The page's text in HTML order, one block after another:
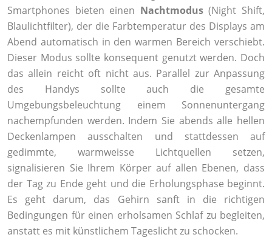
Smartphones bieten einen Nachtmodus(Night Shift,
Blaulichtfilter), der die Farbtemperatur des Displays am
Abend automatisch in den warmen Bereich verschiebt.
Dieser Modus sollte konsequent genutzt werden. Doch
das allein reicht oft nicht aus. Parallel zur Anpassung
des Handys sollte auch die gesamte
Umgebungsbeleuchtung einem Sonnenuntergang
nachempfunden werden. Indem Sie abends alle hellen
Deckenlampen ausschalten und stattdessen auf
gedimmte, warmweisse Lichtquellen setzen,
signalisieren Sie Ihrem Körper auf allen Ebenen, dass
der Tag zu Ende geht und die Erholungsphase beginnt.
Es geht darum, das Gehirn sanft in die richtigen
Bedingungen für einen erholsamen Schlaf zu begleiten,
anstatt es mit künstlichem Tageslicht zu schocken.